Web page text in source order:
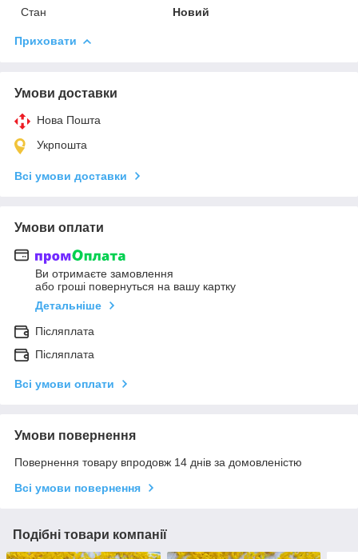
Стан
Новий
Приховати
Умови доставки
Нова Пошта
Укрпошта
Всі умови доставки
Умови оплати
Ви отримаєте замовлення
або гроші повернуться на вашу картку
Детальніше
Післяплата
Післяплата
Всі умови оплати
Умови повернення
Повернення товару впродовж 14 днів за домовленістю
Всі умови повернення
Подібні товари компанії